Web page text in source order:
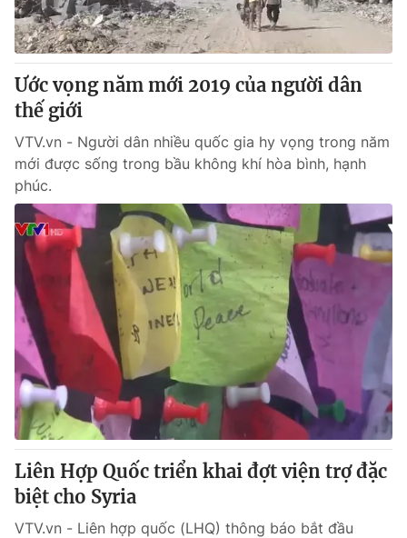
Sản phẩm
Thị trường
Tư vấn
Lịch phát sóng
Chuyên mục khác
Emagazine Podcast
Photo
Video Shorts video
VTV Money VTV Thể thao
VTV Sức khoẻ Bất động sản
Thị trường 24h Tấm lòng Việt
VTV4 Vươn mình bằng AI
VTV9
Ước vọng năm mới 2019 của người dân
thế giới
VTV.vn - Người dân nhiều quốc gia hy vọng trong năm
mới được sống trong bầu không khí hòa bình, hạnh
phúc.
Liên Hợp Quốc triển khai đợt viện trợ đặc
biệt cho Syria
VTV.vn - Liên hợp quốc (LHQ) thông báo bắt đầu